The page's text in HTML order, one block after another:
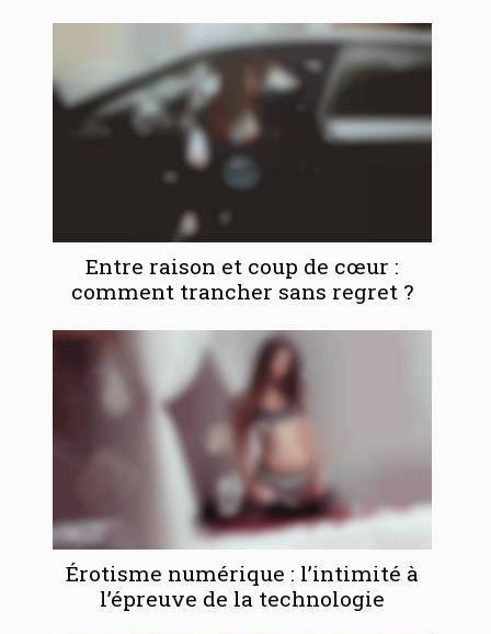
Entre raison et coup de cœur :
comment trancher sans regret ?
Érotisme numérique : l’intimité à
l’épreuve de la technologie